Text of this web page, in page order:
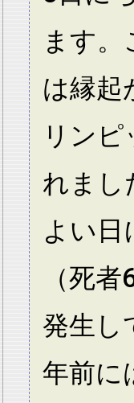
ます
は縁起
リン
れまし
よい日
（死
発生し
年前に